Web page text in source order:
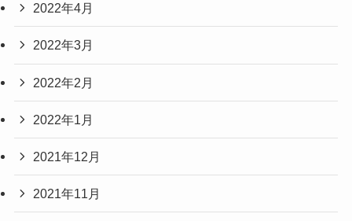
2022年4月
2022年3月
2022年2月
2022年1月
2021年12月
2021年11月